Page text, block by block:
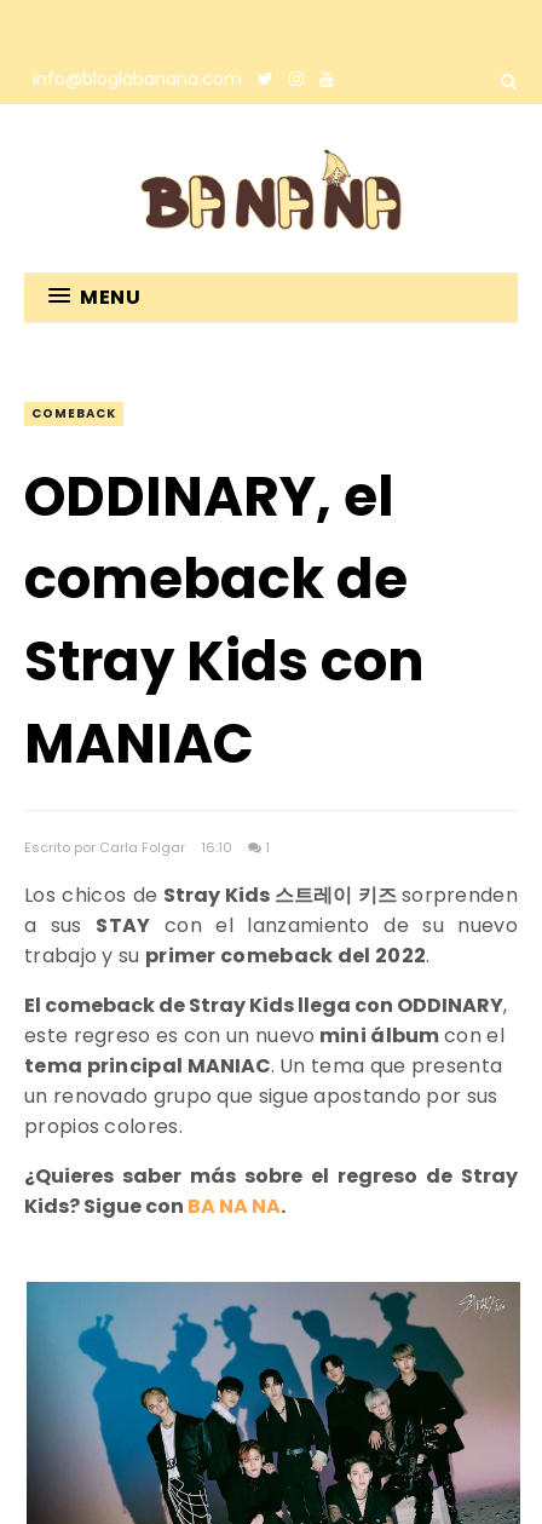
info@bloglabanana.com
MENU
COMEBACK
ODDINARY, el
comeback de
Stray Kids con
MANIAC
Escrito por Carla Folgar 16:10 1
Los chicos de Stray Kids 스트레이 키즈sorprenden
a sus STAY con el lanzamiento de su nuevo
trabajo y su primer comeback del 2022.
El comeback de Stray Kids llega con ODDINARY,
este regreso es con un nuevo mini álbumcon el
tema principal MANIAC. Un tema que presenta
un renovado grupo que sigue apostando por sus
propios colores.
¿Quieres saber más sobre el regreso de Stray
Kids? Sigue con BA NA NA.